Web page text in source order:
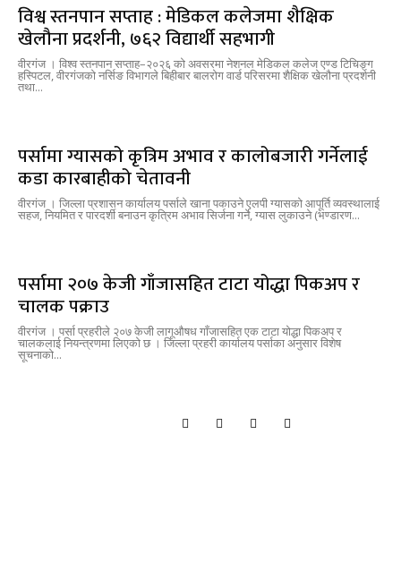
विश्व स्तनपान सप्ताह : मेडिकल कलेजमा शैक्षिक
खेलौना प्रदर्शनी, ७६२ विद्यार्थी सहभागी
वीरगंज । विश्व स्तनपान सप्ताह–२०२६ को अवसरमा नेशनल मेडिकल कलेज एण्ड टिचिङ्ग
हस्पिटल, वीरगंजकाे नर्सिङ विभागले बिहीबार बालरोग वार्ड परिसरमा शैक्षिक खेलौना प्रदर्शनी
तथा...
पर्सामा ग्यासको कृत्रिम अभाव र कालोबजारी गर्नेलाई
कडा कारबाहीको चेतावनी
वीरगंज । जिल्ला प्रशासन कार्यालय पर्साले खाना पकाउने एलपी ग्यासको आपूर्ति व्यवस्थालाई
सहज, नियमित र पारदर्शी बनाउन कृत्रिम अभाव सिर्जना गर्ने, ग्यास लुकाउने (भण्डारण...
पर्सामा २०७ केजी गाँजासहित टाटा योद्धा पिकअप र
चालक पक्राउ
वीरगंज । पर्सा प्रहरीले २०७ केजी लागूऔषध गाँजासहित एक टाटा योद्धा पिकअप र
चालकलाई नियन्त्रणमा लिएको छ । जिल्ला प्रहरी कार्यालय पर्साका अनुसार विशेष
सूचनाको...